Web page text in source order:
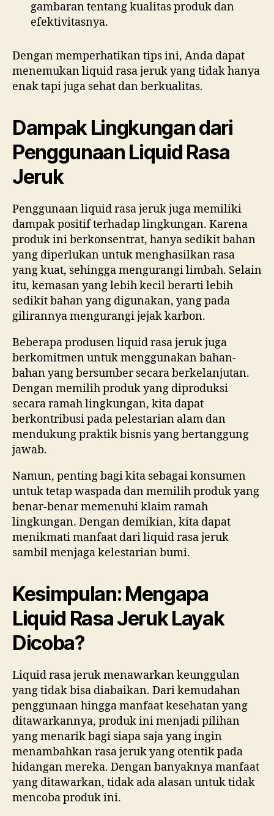
gambaran tentang kualitas produk dan
efektivitasnya.
Dengan memperhatikan tips ini, Anda dapat
menemukan liquid rasa jeruk yang tidak hanya
enak tapi juga sehat dan berkualitas.
Dampak Lingkungan dari
Penggunaan Liquid Rasa
Jeruk
Penggunaan liquid rasa jeruk juga memiliki
dampak positif terhadap lingkungan. Karena
produk ini berkonsentrat, hanya sedikit bahan
yang diperlukan untuk menghasilkan rasa
yang kuat, sehingga mengurangi limbah. Selain
itu, kemasan yang lebih kecil berarti lebih
sedikit bahan yang digunakan, yang pada
gilirannya mengurangi jejak karbon.
Beberapa produsen liquid rasa jeruk juga
berkomitmen untuk menggunakan bahan-
bahan yang bersumber secara berkelanjutan.
Dengan memilih produk yang diproduksi
secara ramah lingkungan, kita dapat
berkontribusi pada pelestarian alam dan
mendukung praktik bisnis yang bertanggung
jawab.
Namun, penting bagi kita sebagai konsumen
untuk tetap waspada dan memilih produk yang
benar-benar memenuhi klaim ramah
lingkungan. Dengan demikian, kita dapat
menikmati manfaat dari liquid rasa jeruk
sambil menjaga kelestarian bumi.
Kesimpulan: Mengapa
Liquid Rasa Jeruk Layak
Dicoba?
Liquid rasa jeruk menawarkan keunggulan
yang tidak bisa diabaikan. Dari kemudahan
penggunaan hingga manfaat kesehatan yang
ditawarkannya, produk ini menjadi pilihan
yang menarik bagi siapa saja yang ingin
menambahkan rasa jeruk yang otentik pada
hidangan mereka. Dengan banyaknya manfaat
yang ditawarkan, tidak ada alasan untuk tidak
mencoba produk ini.